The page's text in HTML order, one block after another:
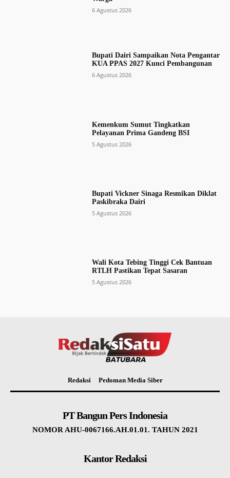
6 Agustus 2026
Bupati Dairi Sampaikan Nota Pengantar
KUA PPAS 2027 Kunci Pembangunan
6 Agustus 2026
Kemenkum Sumut Tingkatkan
Pelayanan Prima Gandeng BSI
5 Agustus 2026
Bupati Vickner Sinaga Resmikan Diklat
Paskibraka Dairi
5 Agustus 2026
Wali Kota Tebing Tinggi Cek Bantuan
RTLH Pastikan Tepat Sasaran
5 Agustus 2026
Redaksi Pedoman Media Siber
PT Bangun Pers Indonesia
NOMOR AHU-0067166.AH.01.01. TAHUN 2021
Kantor Redaksi